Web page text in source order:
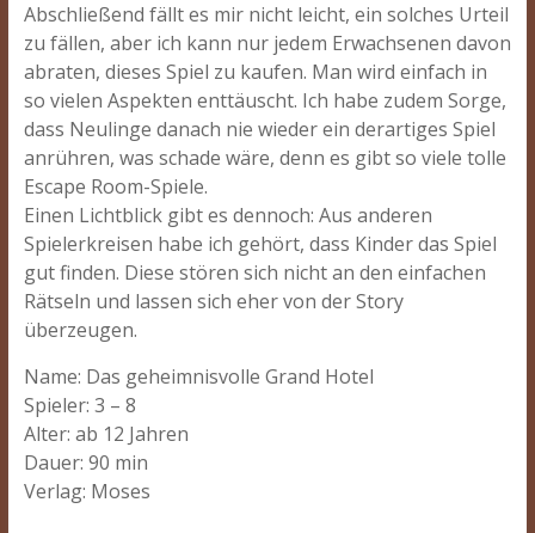
Abschließend fällt es mir nicht leicht, ein solches Urteil
zu fällen, aber ich kann nur jedem Erwachsenen davon
abraten, dieses Spiel zu kaufen. Man wird einfach in
so vielen Aspekten enttäuscht. Ich habe zudem Sorge,
dass Neulinge danach nie wieder ein derartiges Spiel
anrühren, was schade wäre, denn es gibt so viele tolle
Escape Room-Spiele.
Einen Lichtblick gibt es dennoch: Aus anderen
Spielerkreisen habe ich gehört, dass Kinder das Spiel
gut finden. Diese stören sich nicht an den einfachen
Rätseln und lassen sich eher von der Story
überzeugen.
Name: Das geheimnisvolle Grand Hotel
Spieler: 3 – 8
Alter: ab 12 Jahren
Dauer: 90 min
Verlag: Moses